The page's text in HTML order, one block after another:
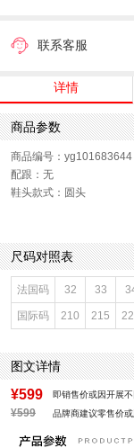
联系客服
详情
商品参数
商品编号：yg101683644
配跟：无
鞋头款式：圆头
鞋跟形状：厚底
上市时间：2026年夏季
参考鞋宽(女)：10.5CM
防水台高度：2CM
鞋类流行款式：凉鞋
前掌高度：4.5CM
尺码对照表
法国码 32 33
国际码 210 215
图文详情
¥599 即销售价或因开展
¥599 品牌商建议零售价或